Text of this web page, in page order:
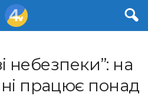
небезпеки”: на
працює понад